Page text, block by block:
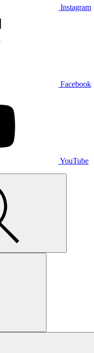
Instagram
Facebook
YouTube